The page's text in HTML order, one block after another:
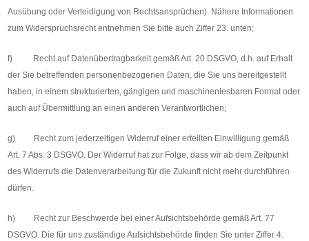
Ausübung oder Verteidigung von Rechtsansprüchen). Nähere Informationen
zum Widerspruchsrecht entnehmen Sie bitte auch Ziffer 23. unten;
f) Recht auf Datenübertragbarkeit gemäß Art. 20 DSGVO, d.h. auf Erhalt
der Sie betreffenden personenbezogenen Daten, die Sie uns bereitgestellt
haben, in einem strukturierten, gängigen und maschinenlesbaren Format oder
auch auf Übermittlung an einen anderen Verantwortlichen;
g) Recht zum jederzeitigen Widerruf einer erteilten Einwilligung gemäß
Art. 7 Abs. 3 DSGVO. Der Widerruf hat zur Folge, dass wir ab dem Zeitpunkt
des Widerrufs die Datenverarbeitung für die Zukunft nicht mehr durchführen
dürfen.
h) Recht zur Beschwerde bei einer Aufsichtsbehörde gemäß Art. 77
DSGVO. Die für uns zuständige Aufsichtsbehörde finden Sie unter Ziffer 4.